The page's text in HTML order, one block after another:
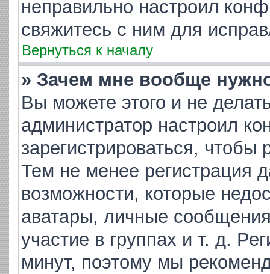
неправильно настроил
свяжитесь с ним для
Вернуться к началу
» Зачем мне вообще
Вы можете этого и не
администратор настроил
зарегистрироваться,
Тем не менее регистрация
возможности, которые
аватары, личные
участие в группах и т. д.
минут, поэтому мы